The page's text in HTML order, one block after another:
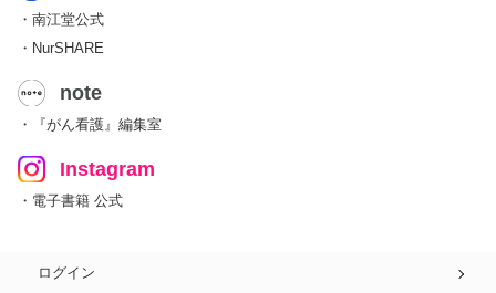
・南江堂公式
・NurSHARE
note
・『がん看護』編集室
Instagram
・電子書籍 公式
ログイン